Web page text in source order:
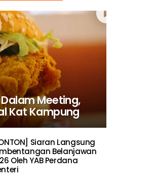
Meeting,
Kat Kampung
Siaran Langsung
Belanjawan
Oleh YAB Perdana